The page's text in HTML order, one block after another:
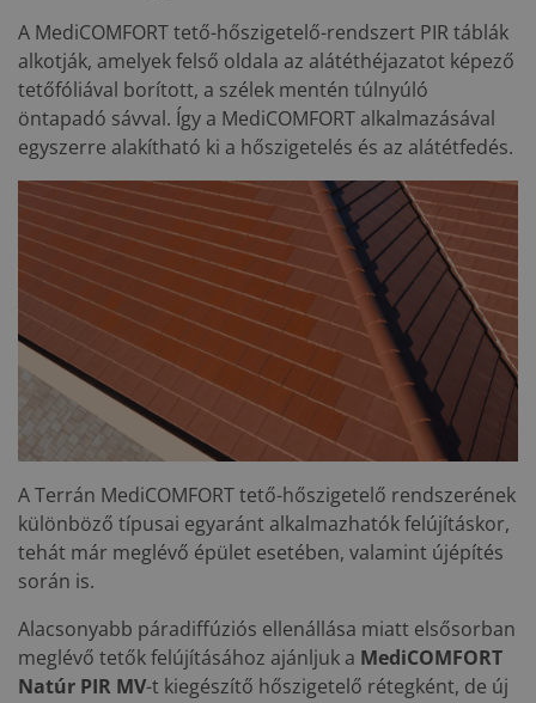
A MediCOMFORT tető-hőszigetelő-rendszert PIR táblák
alkotják, amelyek felső oldala az alátéthéjazatot képező
tetőfóliával borított, a szélek mentén túlnyúló
öntapadó sávval. Így a MediCOMFORT alkalmazásával
egyszerre alakítható ki a hőszigetelés és az alátétfedés.
A Terrán MediCOMFORT tető-hőszigetelő rendszerének
különböző típusai egyaránt alkalmazhatók felújításkor,
tehát már meglévő épület esetében, valamint újépítés
során is.
Alacsonyabb páradiffúziós ellenállása miatt elsősorban
meglévő tetők felújításához ajánljuk a MediCOMFORT
Natúr PIR MV-t kiegészítő hőszigetelő rétegként, de új